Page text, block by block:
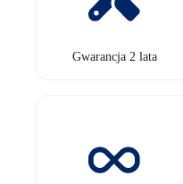
Gwarancja 2 lata